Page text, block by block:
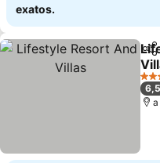
exatos.
5
6,5